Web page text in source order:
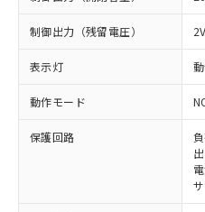
制御出力（残留電圧）
表示灯
動作モード
保護回路※1 対応状況
対応済み：EU
非含有に対応した製